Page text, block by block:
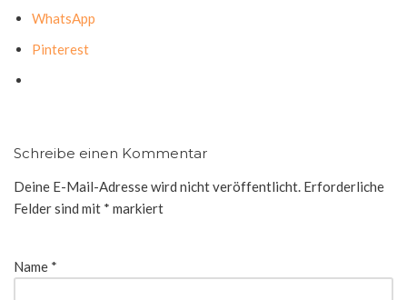
WhatsApp
Pinterest
Schreibe einen Kommentar
Deine E-Mail-Adresse wird nicht veröffentlicht. Erforderliche
Felder sind mit * markiert
Name *